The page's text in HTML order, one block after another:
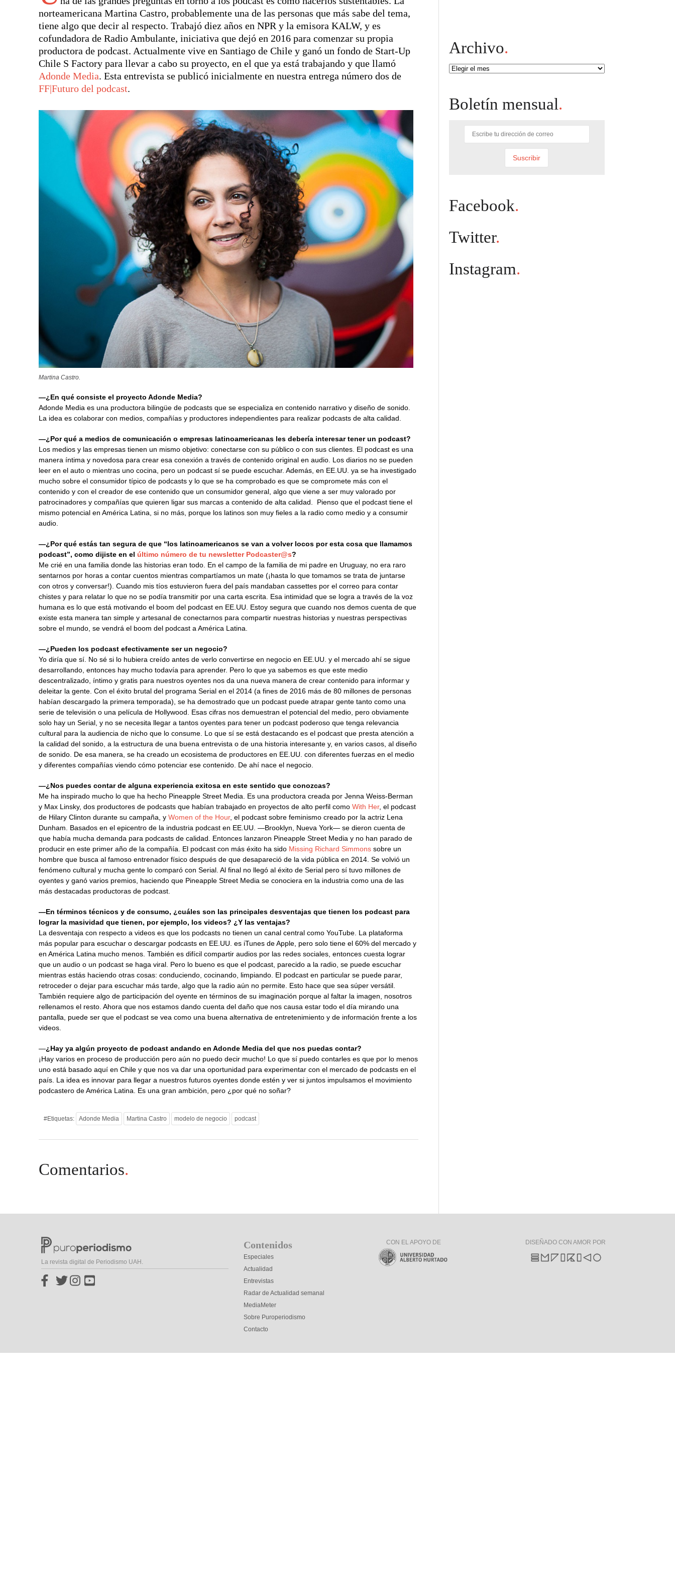
norteamericana Martina Castro, probablemente una de las personas que más sabe del tema,
tiene algo que decir al respecto. Trabajó diez años en NPR y la emisora KALW, y es
cofundadora de Radio Ambulante, iniciativa que dejó en 2016 para comenzar su propia
productora de podcast. Actualmente vive en Santiago de Chile y ganó un fondo de Start-Up
Chile S Factory para llevar a cabo su proyecto, en el que ya está trabajando y que llamó
Adonde Media. Esta entrevista se publicó inicialmente en nuestra entrega número dos de
FF|Futuro del podcast.
Martina Castro.
—¿En qué consiste el proyecto Adonde Media?
Adonde Media es una productora bilingüe de podcasts que se especializa en contenido narrativo y diseño de sonido.
La idea es colaborar con medios, compañías y productores independientes para realizar podcasts de alta calidad.
—¿Por qué a medios de comunicación o empresas latinoamericanas les debería interesar tener un podcast?
Los medios y las empresas tienen un mismo objetivo: conectarse con su público o con sus clientes. El podcast es una
manera íntima y novedosa para crear esa conexión a través de contenido original en audio. Los diarios no se pueden
leer en el auto o mientras uno cocina, pero un podcast sí se puede escuchar. Además, en EE.UU. ya se ha investigado
mucho sobre el consumidor típico de podcasts y lo que se ha comprobado es que se compromete más con el
contenido y con el creador de ese contenido que un consumidor general, algo que viene a ser muy valorado por
patrocinadores y compañías que quieren ligar sus marcas a contenido de alta calidad. Pienso que el podcast tiene el
mismo potencial en América Latina, si no más, porque los latinos son muy fieles a la radio como medio y a consumir
audio.
—¿Por qué estás tan segura de que “los latinoamericanos se van a volver locos por esta cosa que llamamos
podcast”, como dijiste en elúltimo número de tu newsletter Podcaster@s?
Me crié en una familia donde las historias eran todo. En el campo de la familia de mi padre en Uruguay, no era raro
sentarnos por horas a contar cuentos mientras compartíamos un mate (¡hasta lo que tomamos se trata de juntarse
con otros y conversar!). Cuando mis tíos estuvieron fuera del país mandaban cassettes por el correo para contar
chistes y para relatar lo que no se podía transmitir por una carta escrita. Esa intimidad que se logra a través de la voz
humana es lo que está motivando el boom del podcast en EE.UU. Estoy segura que cuando nos demos cuenta de que
existe esta manera tan simple y artesanal de conectarnos para compartir nuestras historias y nuestras perspectivas
sobre el mundo, se vendrá el boom del podcast a América Latina.
—¿Pueden los podcast efectivamente ser un negocio?
Yo diría que sí. No sé si lo hubiera creído antes de verlo convertirse en negocio en EE.UU. y el mercado ahí se sigue
desarrollando, entonces hay mucho todavía para aprender. Pero lo que ya sabemos es que este medio
descentralizado, íntimo y gratis para nuestros oyentes nos da una nueva manera de crear contenido para informar y
deleitar la gente. Con el éxito brutal del programa Serial en el 2014 (a fines de 2016 más de 80 millones de personas
habían descargado la primera temporada), se ha demostrado que un podcast puede atrapar gente tanto como una
serie de televisión o una película de Hollywood. Esas cifras nos demuestran el potencial del medio, pero obviamente
solo hay un Serial, y no se necesita llegar a tantos oyentes para tener un podcast poderoso que tenga relevancia
cultural para la audiencia de nicho que lo consume. Lo que sí se está destacando es el podcast que presta atención a
la calidad del sonido, a la estructura de una buena entrevista o de una historia interesante y, en varios casos, al diseño
de sonido. De esa manera, se ha creado un ecosistema de productores en EE.UU. con diferentes fuerzas en el medio
y diferentes compañías viendo cómo potenciar ese contenido. De ahí nace el negocio.
—¿Nos puedes contar de alguna experiencia exitosa en este sentido que conozcas?
Me ha inspirado mucho lo que ha hecho Pineapple Street Media. Es una productora creada por Jenna Weiss-Berman
y Max Linsky, dos productores de podcasts que habían trabajado en proyectos de alto perfil comoWith Her, el podcast
de Hilary Clinton durante su campaña, yWomen of the Hour, el podcast sobre feminismo creado por la actriz Lena
Dunham. Basados en el epicentro de la industria podcast en EE.UU. —Brooklyn, Nueva York— se dieron cuenta de
que había mucha demanda para podcasts de calidad. Entonces lanzaron Pineapple Street Media y no han parado de
producir en este primer año de la compañía. El podcast con más éxito ha sido Missing Richard Simmons sobre un
hombre que busca al famoso entrenador físico después de que desapareció de la vida pública en 2014. Se volvió un
fenómeno cultural y mucha gente lo comparó con Serial. Al final no llegó al éxito de Serial pero sí tuvo millones de
oyentes y ganó varios premios, haciendo que Pineapple Street Media se conociera en la industria como una de las
más destacadas productoras de podcast.
—En términos técnicos y de consumo, ¿cuáles son las principales desventajas que tienen los podcast para
lograr la masividad que tienen, por ejemplo, los videos? ¿Y las ventajas?
La desventaja con respecto a videos es que los podcasts no tienen un canal central como YouTube. La plataforma
más popular para escuchar o descargar podcasts en EE.UU. es iTunes de Apple, pero solo tiene el 60% del mercado y
en América Latina mucho menos. También es difícil compartir audios por las redes sociales, entonces cuesta lograr
que un audio o un podcast se haga viral. Pero lo bueno es que el podcast, parecido a la radio, se puede escuchar
mientras estás haciendo otras cosas: conduciendo, cocinando, limpiando. El podcast en particular se puede parar,
retroceder o dejar para escuchar más tarde, algo que la radio aún no permite. Esto hace que sea súper versátil.
También requiere algo de participación del oyente en términos de su imaginación porque al faltar la imagen, nosotros
rellenamos el resto. Ahora que nos estamos dando cuenta del daño que nos causa estar todo el día mirando una
pantalla, puede ser que el podcast se vea como una buena alternativa de entretenimiento y de información frente a los
videos.
—¿Hay ya algún proyecto de podcast andando en Adonde Media del que nos puedas contar?
¡Hay varios en proceso de producción pero aún no puedo decir mucho! Lo que sí puedo contarles es que por lo menos
uno está basado aquí en Chile y que nos va dar una oportunidad para experimentar con el mercado de podcasts en el
país. La idea es innovar para llegar a nuestros futuros oyentes donde estén y ver si juntos impulsamos el movimiento
podcastero de América Latina. Es una gran ambición, pero ¿por qué no soñar?
#Etiquetas: Adonde Media Martina Castro modelo de negocio podcast
Comentarios.
Archivo.
Archivo
Boletín mensual.
Facebook.
Twitter.
Instagram.
La revista digital de Periodismo UAH.
Contenidos
Especiales
Actualidad
Entrevistas
Radar de Actualidad semanal
MediaMeter
Sobre Puroperiodismo
Contacto
CON EL APOYO DE DISEÑADO CON AMOR POR